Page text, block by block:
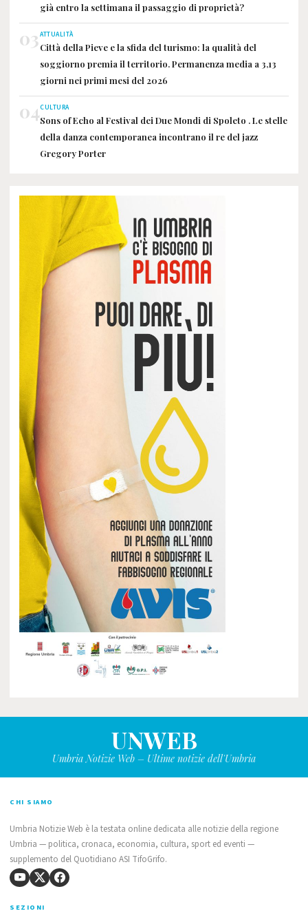
già entro la settimana il passaggio di proprietà?
03ATTUALITÀ
Città della Pieve e la sfida del turismo: la qualità del
soggiorno premia il territorio. Permanenza media a 3,13
giorni nei primi mesi del 2026
04CULTURA
Sons of Echo al Festival dei Due Mondi di Spoleto . Le stelle
della danza contemporanea incontrano il re del jazz
Gregory Porter
UNWEB
Umbria Notizie Web – Ultime notizie dell'Umbria
CHI SIAMO
Umbria Notizie Web è la testata online dedicata alle notizie della regione
Umbria — politica, cronaca, economia, cultura, sport ed eventi —
supplemento del Quotidiano ASI TifoGrifo.
SEZIONI